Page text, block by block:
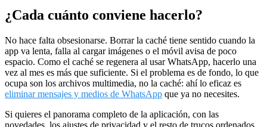
¿Cada cuánto conviene hacerlo?
No hace falta obsesionarse. Borrar la caché tiene sentido cuando la
app va lenta, falla al cargar imágenes o el móvil avisa de poco
espacio. Como el caché se regenera al usar WhatsApp, hacerlo una
vez al mes es más que suficiente. Si el problema es de fondo, lo que
ocupa son los archivos multimedia, no la caché: ahí lo eficaz es
eliminar mensajes y medios de WhatsApp que ya no necesites.
Si quieres el panorama completo de la aplicación, con las